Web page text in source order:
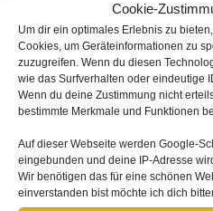
Cookie-
Um dir ein optimales Erlebnis zu
Cookies, um Geräteinformationen zu
zuzugreifen. Wenn du diesen
wie das Surfverhalten oder eindeutige
Wenn du deine Zustimmung nicht
bestimmte Merkmale und Funktionen
Auf dieser Webseite werden Google-
eingebunden und deine IP-Adresse
Wir benötigen das für eine schönen
einverstanden bist möchte ich dich
Name*